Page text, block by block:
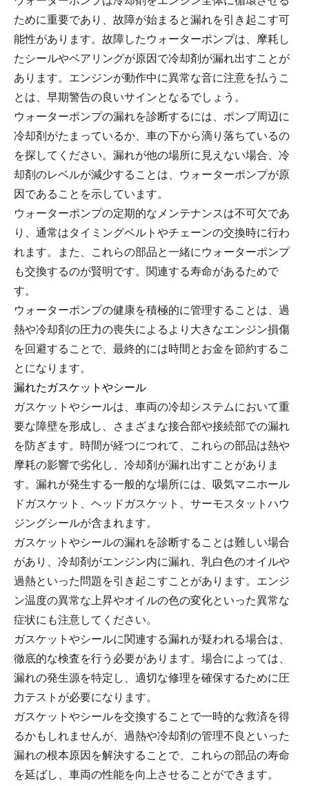
ために重要であり、故障が始まると漏れを引き起こす可
能性があります。故障したウォーターポンプは、摩耗し
たシールやベアリングが原因で冷却剤が漏れ出すことが
あります。エンジンが動作中に異常な音に注意を払うこ
とは、早期警告の良いサインとなるでしょう。
ウォーターポンプの漏れを診断するには、ポンプ周辺に
冷却剤がたまっているか、車の下から滴り落ちているの
を探してください。漏れが他の場所に見えない場合、冷
却剤のレベルが減少することは、ウォーターポンプが原
因であることを示しています。
ウォーターポンプの定期的なメンテナンスは不可欠であ
り、通常はタイミングベルトやチェーンの交換時に行わ
れます。また、これらの部品と一緒にウォーターポンプ
も交換するのが賢明です。関連する寿命があるためで
す。
ウォーターポンプの健康を積極的に管理することは、過
熱や冷却剤の圧力の喪失によるより大きなエンジン損傷
を回避することで、最終的には時間とお金を節約するこ
とになります。
漏れたガスケットやシール
ガスケットやシールは、車両の冷却システムにおいて重
要な障壁を形成し、さまざまな接合部や接続部での漏れ
を防ぎます。時間が経つにつれて、これらの部品は熱や
摩耗の影響で劣化し、冷却剤が漏れ出すことがありま
す。漏れが発生する一般的な場所には、吸気マニホール
ドガスケット、ヘッドガスケット、サーモスタットハウ
ジングシールが含まれます。
ガスケットやシールの漏れを診断することは難しい場合
があり、冷却剤がエンジン内に漏れ、乳白色のオイルや
過熱といった問題を引き起こすことがあります。エンジ
ン温度の異常な上昇やオイルの色の変化といった異常な
症状にも注意してください。
ガスケットやシールに関連する漏れが疑われる場合は、
徹底的な検査を行う必要があります。場合によっては、
漏れの発生源を特定し、適切な修理を確保するために圧
力テストが必要になります。
ガスケットやシールを交換することで一時的な救済を得
るかもしれませんが、過熱や冷却剤の管理不良といった
漏れの根本原因を解決することで、これらの部品の寿命
を延ばし、車両の性能を向上させることができます。